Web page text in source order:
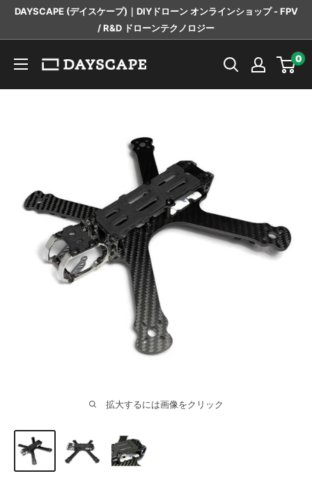
ツ
DAYSCAPE (デイスケープ)｜DIYドローン オンラインショップ - FPV
/ R&D ドローンテクノロジー
DAYSCAPE 0
拡大するには画像をクリック